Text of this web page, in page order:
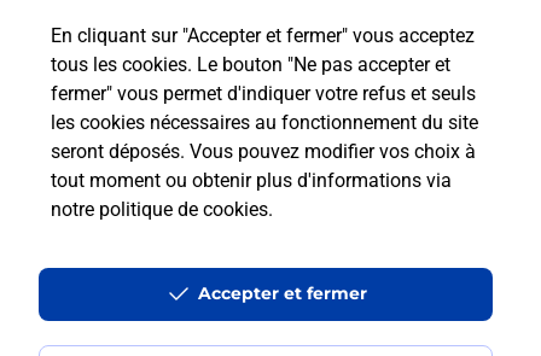
En cliquant sur "Accepter et fermer" vous acceptez
tous les cookies. Le bouton "Ne pas accepter et
fermer" vous permet d'indiquer votre refus et seuls
les cookies nécessaires au fonctionnement du site
seront déposés. Vous pouvez modifier vos choix à
tout moment ou obtenir plus d'informations via
notre politique de cookies.
Accepter et fermer
En savoir plus
Questions fréquemment posées
médaillon d’alarme qu’est ce que